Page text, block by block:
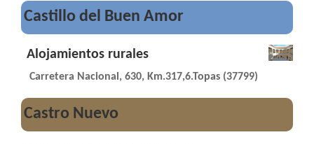
Castillo del Buen Amor
Alojamientos rurales
Carretera Nacional, 630, Km.317,6.Topas (37799)
Castro Nuevo